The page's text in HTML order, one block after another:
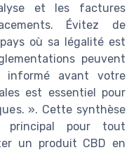
et les factures
Évitez de
où sa légalité est
peuvent
informé avant votre
est essentiel pour
». Cette synthèse
principal pour tout
un produit CBD en